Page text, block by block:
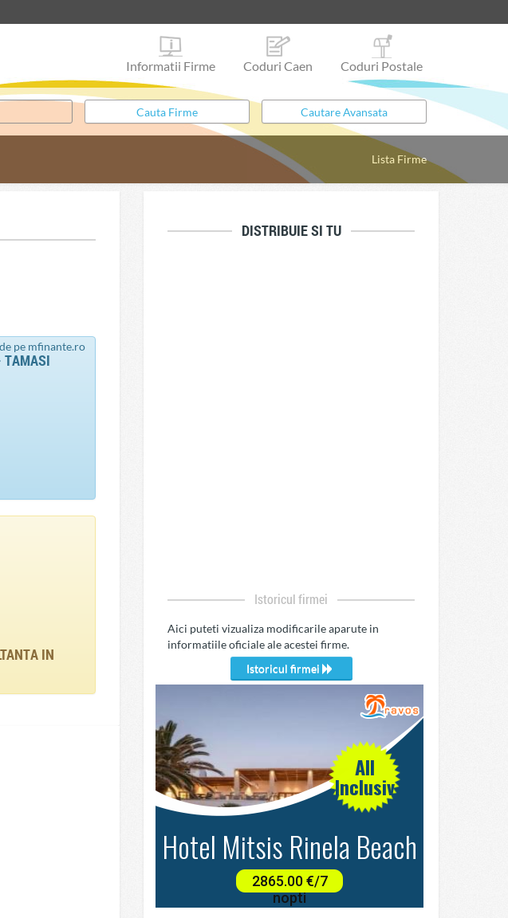
Informatii Firme Coduri Caen Coduri Postale
Lista Firme
pe mfinante.ro
TAMASI
IN
DISTRIBUIE SI TU
Istoricul firmei
Aici puteti vizualiza modificarile aparute in
informatiile oficiale ale acestei firme.
Istoricul firmei